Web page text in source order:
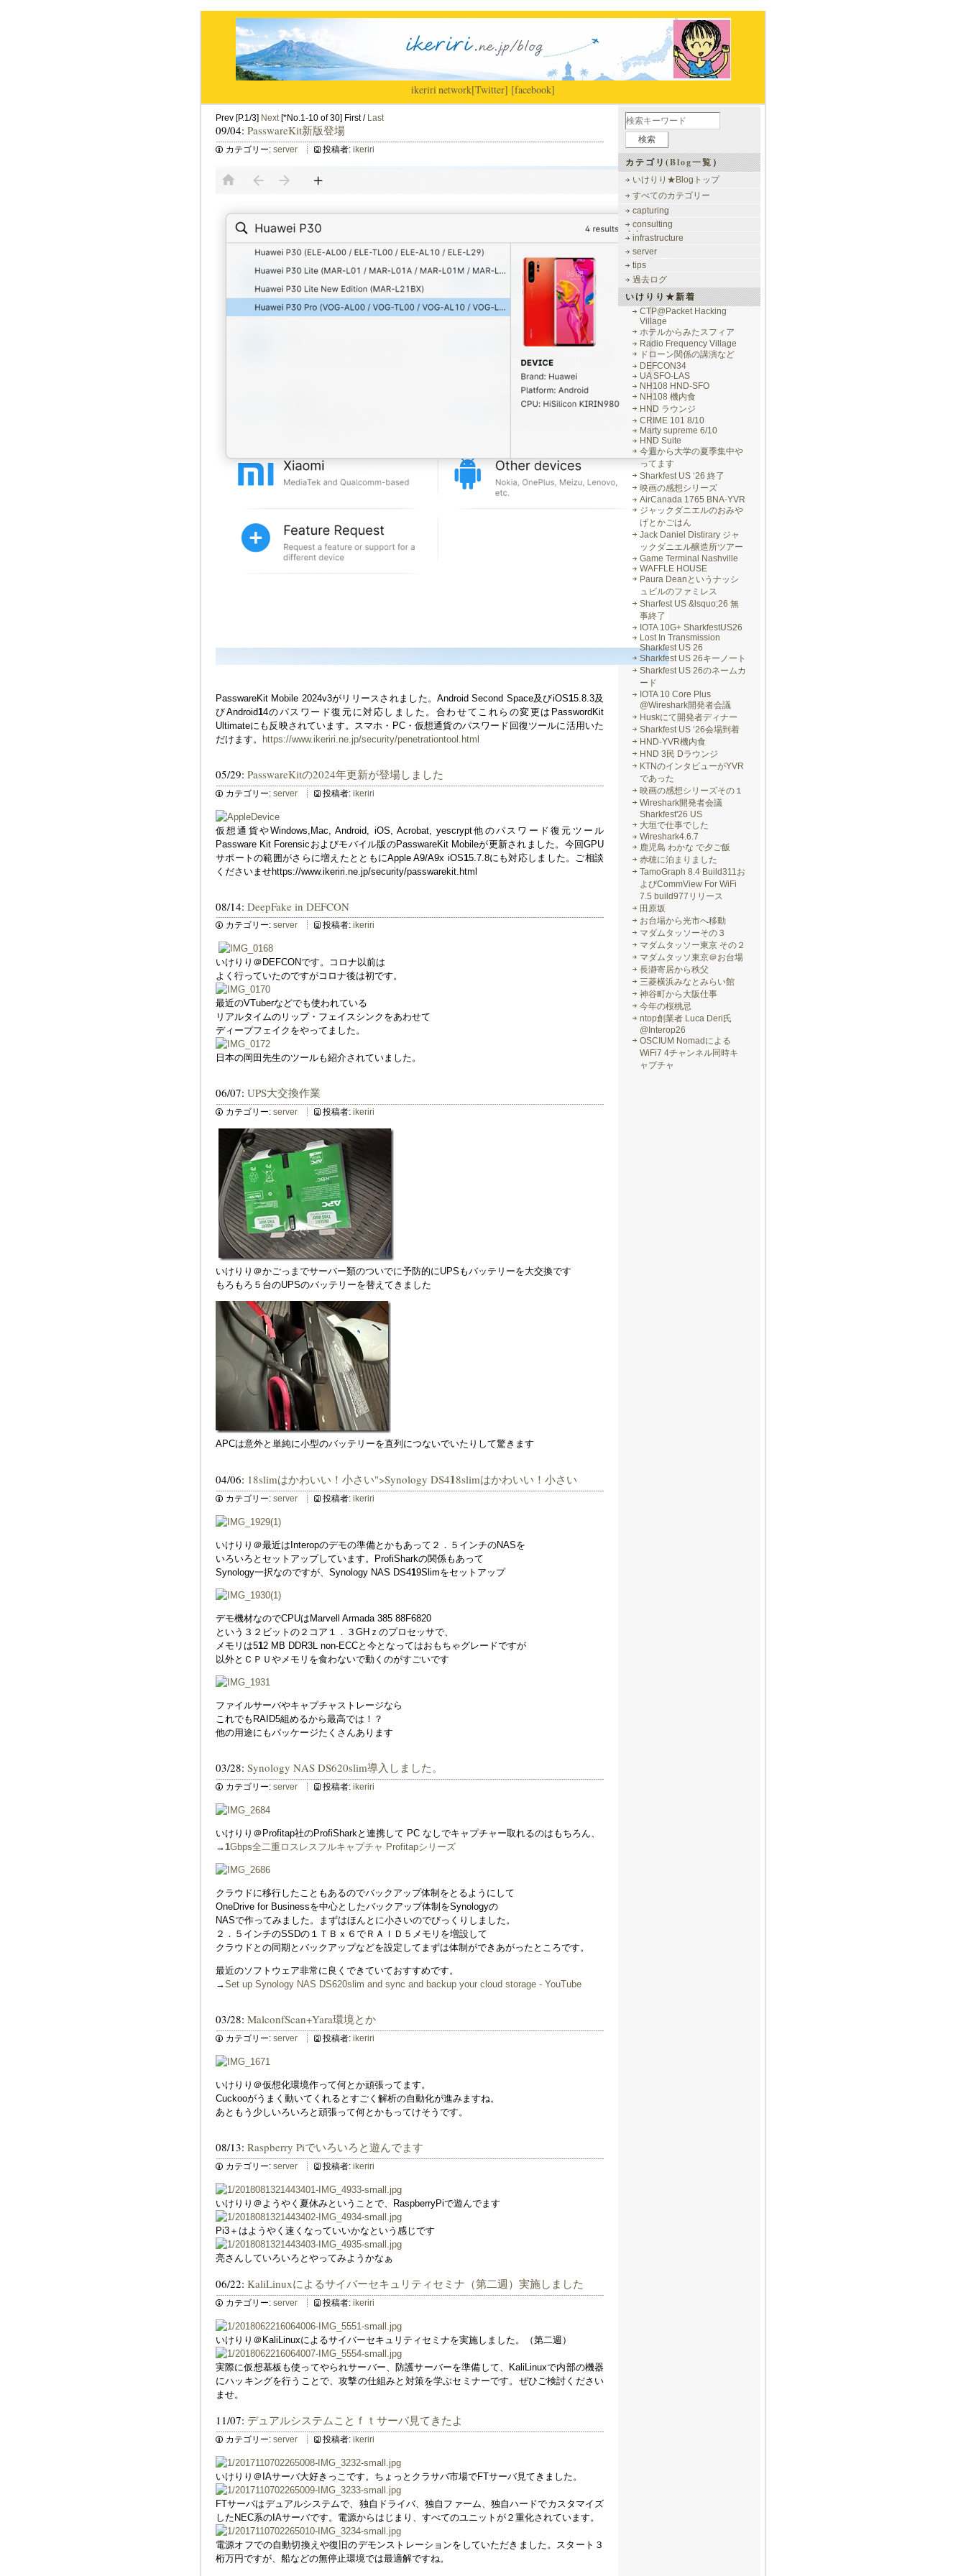
ikeriri|network[Twitter] [facebook]
Prev [P.1/3] Next[*No.1-10 of 30] First / Last
09/04: PasswareKit新版登場
カテゴリー: server 投稿者: ikeriri
PasswareKit Mobile 2024v3がリリースされました。Android Second Space及びiOS15.8.3及
びAndroid14のパスワード復元に対応しました。合わせてこれらの変更はPasswordKit
Ultimateにも反映されています。スマホ・PC・仮想通貨のパスワード回復ツールに活用いた
だけます。
https://www.ikeriri.ne.jp/security/penetrationtool.html
05/29: PasswareKitの2024年更新が登場しました
カテゴリー: server 投稿者: ikeriri
仮想通貨やWindows,Mac, Android, iOS, Acrobat, yescrypt他のパスワード復元ツール
Passware Kit Forensicおよびモバイル版のPasswareKit Mobileが更新されました。今回GPU
サポートの範囲がさらに増えたとともにApple A9/A9x iOS15.7.8にも対応しました。ご相談
くださいませhttps://www.ikeriri.ne.jp/security/passwarekit.html
08/14: DeepFake in DEFCON
カテゴリー: server 投稿者: ikeriri
いけりり＠DEFCONです。コロナ以前は
よく行っていたのですがコロナ後は初です。
最近のVTuberなどでも使われている
リアルタイムのリップ・フェイスシンクをあわせて
ディープフェイクをやってました。
日本の岡田先生のツールも紹介されていました。
06/07: UPS大交換作業
カテゴリー: server 投稿者: ikeriri
いけりり＠かごっまでサーバー類のついでに予防的にUPSもバッテリーを大交換です
もろもろ５台のUPSのバッテリーを替えてきました
APCは意外と単純に小型のバッテリーを直列につないでいたりして驚きます
04/06: 18slimはかわいい！小さい">Synology DS418slimはかわいい！小さい
カテゴリー: server 投稿者: ikeriri
いけりり＠最近はInteropのデモの準備とかもあって２．５インチのNASを
いろいろとセットアップしています。ProfiSharkの関係もあって
Synology一択なのですが、Synology NAS DS419Slimをセットアップ
デモ機材なのでCPUはMarvell Armada 385 88F6820
という３２ビットの２コア１．３GHｚのプロセッサで、
メモリは512 MB DDR3L non-ECCと今となってはおもちゃグレードですが
以外とＣＰＵやメモリを食わないで動くのがすごいです
ファイルサーバやキャプチャストレージなら
これでもRAID5組めるから最高では！？
他の用途にもパッケージたくさんあります
03/28: Synology NAS DS620slim導入しました。
カテゴリー: server 投稿者: ikeriri
いけりり＠Profitap社のProfiSharkと連携して PC なしでキャプチャー取れるのはもちろん、
→1Gbps全二重ロスレスフルキャプチャ Profitapシリーズ
クラウドに移行したこともあるのでバックアップ体制をとるようにして
OneDrive for Businessを中心としたバックアップ体制をSynologyの
NASで作ってみました。まずはほんとに小さいのでびっくりしました。
２．５インチのSSDの１ＴＢｘ６でＲＡＩＤ５メモリを増設して
クラウドとの同期とバックアップなどを設定してまずは体制ができあがったところです。
最近のソフトウェア非常に良くできていておすすめです。
→Set up Synology NAS DS620slim and sync and backup your cloud storage - YouTube
03/28: MalconfScan+Yara環境とか
カテゴリー: server 投稿者: ikeriri
いけりり＠仮想化環境作って何とか頑張ってます。
Cuckooがうまく動いてくれるとすごく解析の自動化が進みますね。
あともう少しいろいろと頑張って何とかもってけそうです。
08/13: Raspberry Piでいろいろと遊んでます
カテゴリー: server 投稿者: ikeriri
いけりり＠ようやく夏休みということで、RaspberryPiで遊んでます
Pi3＋はようやく速くなっていいかなという感じです
亮さんしていろいろとやってみようかなぁ
06/22: KaliLinuxによるサイバーセキュリティセミナ（第二週）実施しました
カテゴリー: server 投稿者: ikeriri
いけりり＠KaliLinuxによるサイバーセキュリティセミナを実施しました。（第二週）
実際に仮想基板も使ってやられサーバー、防護サーバーを準備して、KaliLinuxで内部の機器
にハッキングを行うことで、攻撃の仕組みと対策を学ぶセミナーです。ぜひご検討ください
ませ。
11/07: デュアルシステムことｆｔサーバ見てきたよ
カテゴリー: server 投稿者: ikeriri
いけりり＠IAサーバ大好きっこです。ちょっとクラサバ市場でFTサーバ見てきました。
FTサーバはデュアルシステムで、独自ドライバ、独自ファーム、独自ハードでカスタマイズ
したNEC系のIAサーバです。電源からはじまり、すべてのユニットが２重化されています。
電源オフでの自動切換えや復旧のデモンストレーションをしていただきました。スタート３
桁万円ですが、船などの無停止環境では最適解ですね。
カテゴリ(Blog一覧）
いけりり★Blogトップ
すべてのカテゴリー
capturing
consulting
infrastructure
server
tips
過去ログ
いけりり★新着
CTP@Packet Hacking
Village
ホテルからみたスフィア
Radio Frequency Village
ドローン関係の講演など
DEFCON34
UA SFO-LAS
NH108 HND-SFO
NH108 機内食
HND ラウンジ
CRIME 101 8/10
Marty supreme 6/10
HND Suite
今週から大学の夏季集中や
ってます
Sharkfest US ‘26 終了
映画の感想シリーズ
AirCanada 1765 BNA-YVR
ジャックダニエルのおみや
げとかごはん
Jack Daniel Distirary ジャ
ックダニエル醸造所ツアー
Game Terminal Nashville
WAFFLE HOUSE
Paura Deanというナッシ
ュビルのファミレス
Sharfest US &lsquo;26 無
事終了
IOTA 10G+ SharkfestUS26
Lost In Transmission
Sharkfest US 26
Sharkfest US 26キーノート
Sharkfest US 26のネームカ
ード
IOTA 10 Core Plus
@Wireshark開発者会議
Huskにて開発者ディナー
Sharkfest US ‘26会場到着
HND-YVR機内食
HND 3民 Dラウンジ
KTNのインタビューがYVR
であった
映画の感想シリーズその１
Wireshark開発者会議
Sharkfest'26 US
大垣で仕事でした
Wireshark4.6.7
鹿児島 わかな で夕ご飯
赤穂に泊まりました
TamoGraph 8.4 Build311お
よびCommView For WiFi
7.5 build977リリース
田原坂
お台場から光市へ移動
マダムタッソーその３
マダムタッソー東京 その２
マダムタッソ東京＠お台場
長瀞寄居から秩父
三菱横浜みなとみらい館
神谷町から大阪仕事
今年の桜桃忌
ntop創業者 Luca Deri氏
@Interop26
OSCIUM Nomadによる
WiFi7 4チャンネル同時キ
ャプチャ